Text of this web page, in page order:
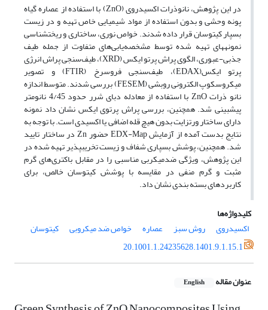
در این پژوهش، نانوذرات اکسیدروی (ZnO) با استفاده از عصاره گیاه
پونه وحشی و بدون استفاده از مواد شیمیایی خاص تهیه و در زیست
بسپار کیتوسان قرار داده شدند. خواص نوری، ساختاری و ریخت­شناسی
نمونه­های تهیه شده توسط مشخصه‌یابی‌های متفاوت از جمله طیف
جذبی-عبوری، الگوی پراش پرتو ایکس (XRD)، طیف‌سنجی پراش انرژی
پرتو ایکس(EDAX)، طیف‌سنجی فروسرخ (FTIR) و تصویر
میکروسکوپ الکترونی روبشی (FESEM) بررسی شدند. متوسط اندازه‌
نانو ذرات ZnO با استفاده از معادله دبای شرر حدود 4/45 نانومتر
پیش­بینی شد. همچنین، بررسی پراش پرتوی ایکس نشان داد نمونه
دارای ساختار ورتزایت بدون هیچ قله اضافی یا اکسیدی است. با توجه به
نتایج بدست آمده از آزمایش EDX-Map حضور Zn در ساختار تایید
شد. همچنین، پوشش بسپاری شفاف و زیست تخریب­پذیر تهیه شده در
این پژوهش، ویژگی ضدمیکربی مناسبی را در مقابل باکتری‌های گرم
مثبت و گرم منفی در مقایسه با پوشش کیتوسان خالص، برای
کاربردهای بسته بندی نشان داد.
کلیدواژه‌ها
اکسیدروی
روش سبز عصاره خواص ضد میکروبی
کیتوسان
20.1001.1.24235628.1401.9.1.15.1
عنوان مقاله English